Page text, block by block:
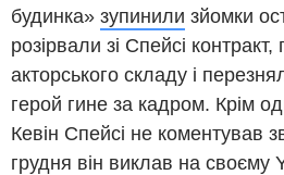
будинка» зупинили зйомки
розірвали зі Спейсі
акторського складу і
герой гине за кадром. Крім
Кевін Спейсі не коментував
грудня він виклав на своєму